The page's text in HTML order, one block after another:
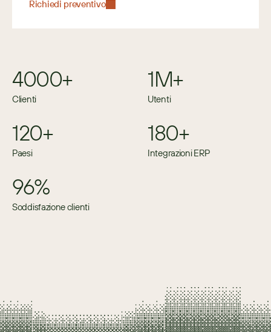
Richiedi preventivo
4000+
Clienti
1M+
Utenti
120+
Paesi
180+
Integrazioni ERP
96%
Soddisfazione clienti